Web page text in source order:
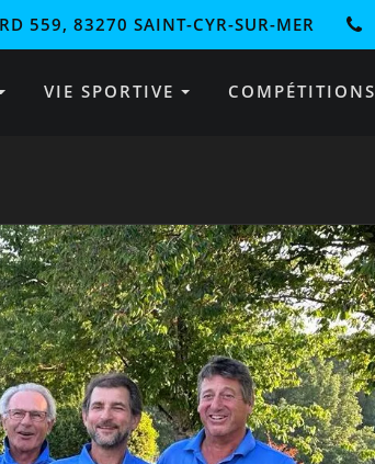
RD 559, 83270 SAINT-CYR-SUR-MER
VIE SPORTIVE COMPÉTITIONS